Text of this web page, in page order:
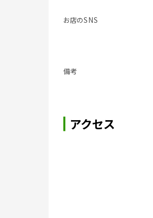
お店のSNS
備考
アクセス